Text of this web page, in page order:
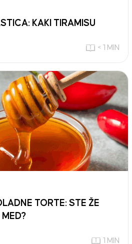
KAKI TIRAMISU
< 1 MIN
TORTE: STE ŽE
MED?
1 MIN